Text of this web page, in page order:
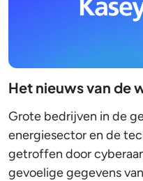
Het nieuws van de
Grote bedrijven in de
energiesector en de
getroffen door
gevoelige gegevens